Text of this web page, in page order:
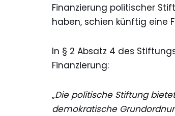
Finanzierung politischer
haben, schien künftig eine
In § 2 Absatz 4 des
Finanzierung:
„Die politische Stiftung
demokratische